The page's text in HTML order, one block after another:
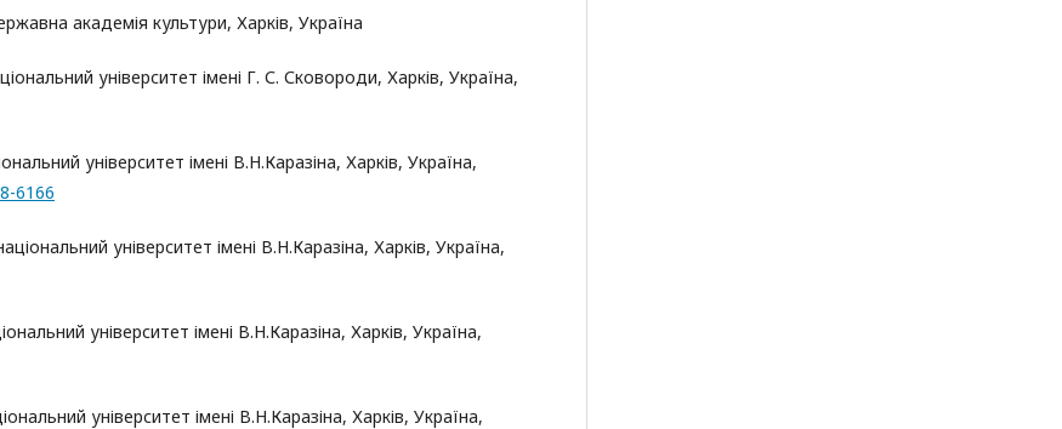
академія культури, Харків, Україна
університет імені Г. С. Сковороди, Харків, Україна,
університет імені В.Н.Каразіна, Харків, Україна,
6166
університет імені В.Н.Каразіна, Харків, Україна,
університет імені В.Н.Каразіна, Харків, Україна,
університет імені В.Н.Каразіна, Харків, Україна,